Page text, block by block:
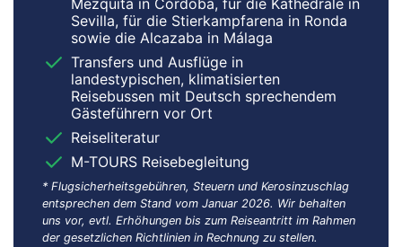
Mezquita in Córdoba, für die Kathedrale in
Sevilla, für die Stierkampfarena in Ronda
sowie die Alcazaba in Málaga
Transfers und Ausflüge in
landestypischen, klimatisierten
Reisebussen mit Deutsch sprechendem
Gästeführern vor Ort
Reiseliteratur
M-TOURS Reisebegleitung
* Flugsicherheitsgebühren, Steuern und Kerosinzuschlag
entsprechen dem Stand vom Januar 2026. Wir behalten
uns vor, evtl. Erhöhungen bis zum Reiseantritt im Rahmen
der gesetzlichen Richtlinien in Rechnung zu stellen.